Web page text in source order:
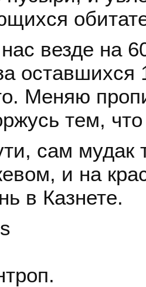
везде на
Меняю
тем,
сам мудак
и на
в Казнете.